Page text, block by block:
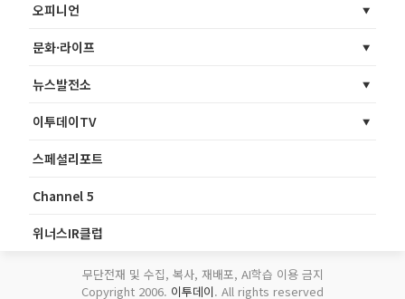
오피니언
문화·라이프
뉴스발전소
이투데이TV
스페셜리포트
Channel 5
위너스IR클럽
무단전재 및 수집, 복사, 재배포, AI학습 이용 금지
Copyright 2006. 이투데이. All rights reserved